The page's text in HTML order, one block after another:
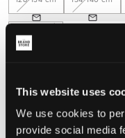
This website uses
We use cookies to
provide social media
15-16 år
170-176 cm
Liten